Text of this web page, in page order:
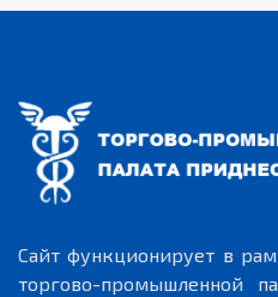
Сайт функционирует в
торгово-промышленной